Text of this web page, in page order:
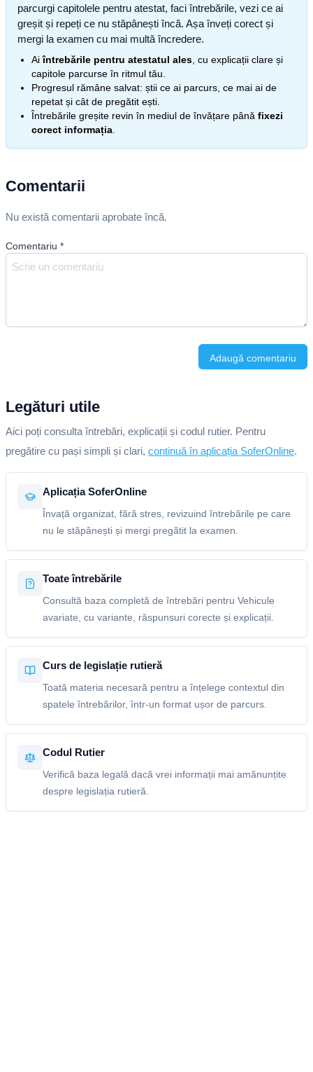
parcurgi capitolele pentru atestat, faci întrebările, vezi ce ai
greșit și repeți ce nu stăpânești încă. Așa înveți corect și
mergi la examen cu mai multă încredere.
Aiîntrebările pentru atestatul ales , cu explicații clare și
capitole parcurse în ritmul tău.
Progresul rămâne salvat: știi ce ai parcurs, ce mai ai de
repetat și cât de pregătit ești.
Întrebările greșite revin în mediul de învățare până fixezi
corect informația
Comentarii
Nu există comentarii aprobate încă.
Comentariu *
Adaugă comentariu
Legături utile
Aici poți consulta întrebări, explicații și codul rutier. Pentru
pregătire cu pași simpli și clari, continuă în aplicația SoferOnline.
Aplicația SoferOnline
Învață organizat, fără stres, revizuind întrebările pe care
nu le stăpânești și mergi pregătit la examen.
Toate întrebările
Consultă baza completă de întrebări pentru Vehicule
avariate, cu variante, răspunsuri corecte și explicații.
Curs de legislație rutieră
Toată materia necesară pentru a înțelege contextul din
spatele întrebărilor, într-un format ușor de parcurs.
Codul Rutier
Verifică baza legală dacă vrei informații mai amănunțite
despre legislația rutieră.